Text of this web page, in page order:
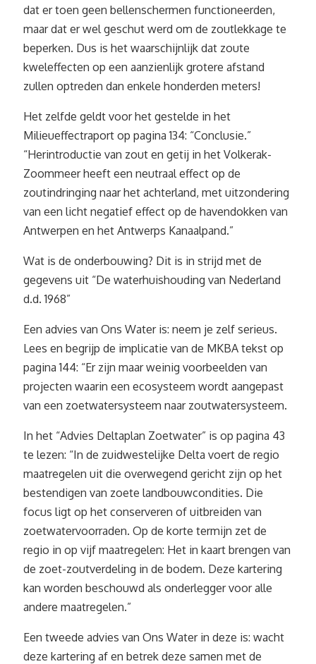
dat er toen geen bellenschermen functioneerden,
maar dat er wel geschut werd om de zoutlekkage te
beperken. Dus is het waarschijnlijk dat zoute
kweleffecten op een aanzienlijk grotere afstand
zullen optreden dan enkele honderden meters!
Het zelfde geldt voor het gestelde in het
Milieueffectraport op pagina 134: “Conclusie.”
“Herintroductie van zout en getij in het Volkerak-
Zoommeer heeft een neutraal effect op de
zoutindringing naar het achterland, met uitzondering
van een licht negatief effect op de havendokken van
Antwerpen en het Antwerps Kanaalpand.”
Wat is de onderbouwing? Dit is in strijd met de
gegevens uit “De waterhuishouding van Nederland
d.d. 1968”
Een advies van Ons Water is: neem je zelf serieus.
Lees en begrijp de implicatie van de MKBA tekst op
pagina 144: “Er zijn maar weinig voorbeelden van
projecten waarin een ecosysteem wordt aangepast
van een zoetwatersysteem naar zoutwatersysteem.
In het “Advies Deltaplan Zoetwater” is op pagina 43
te lezen: “In de zuidwestelijke Delta voert de regio
maatregelen uit die overwegend gericht zijn op het
bestendigen van zoete landbouwcondities. Die
focus ligt op het conserveren of uitbreiden van
zoetwatervoorraden. Op de korte termijn zet de
regio in op vijf maatregelen: Het in kaart brengen van
de zoet-zoutverdeling in de bodem. Deze kartering
kan worden beschouwd als onderlegger voor alle
andere maatregelen.”
Een tweede advies van Ons Water in deze is: wacht
deze kartering af en betrek deze samen met de